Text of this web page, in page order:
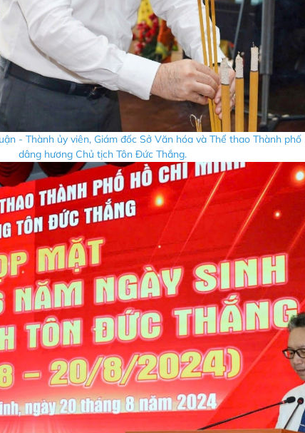
- Thành ủy viên, Giám đốc Sở Văn hóa và Thể thao Thành phố
dâng hương Chủ tịch Tôn Đức Thắng.